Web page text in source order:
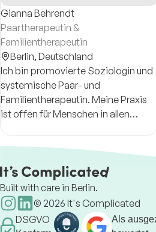
Gianna Behrendt
Paartherapeutin &
Familientherapeutin
Berlin, Deutschland
Ich bin promovierte Soziologin und
systemische Paar- und
Familientherapeutin. Meine Praxis
ist offen für Menschen in allen
Lebenslagen und Beziehungen.
Built with care in Berlin.
© 2026 It's Complicated
DSGVO
Als